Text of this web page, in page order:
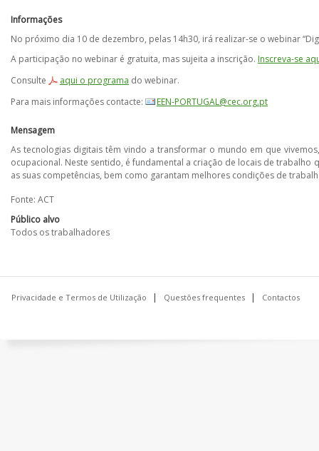
Informações
No próximo dia 10 de dezembro, pelas 14h30, irá realizar-se o webinar
A participação no webinar é gratuita, mas sujeita a inscrição. Inscreva-se
Consulte
aqui o programa​ do webinar.
Para mais informações contacte:
EEN-PORTUGAL@cec.org.pt
Mensagem
As tecnologias digitais têm vindo a transformar o mundo em que
ocupacional. Neste sentido, é fundamental a criação de locais de
as suas competências, bem como garantam melhores condições de
Fonte: ACT
Público alvo
Todos os trabalhadores
Privacidade e Termos de Utilização Questões frequentes Contactos